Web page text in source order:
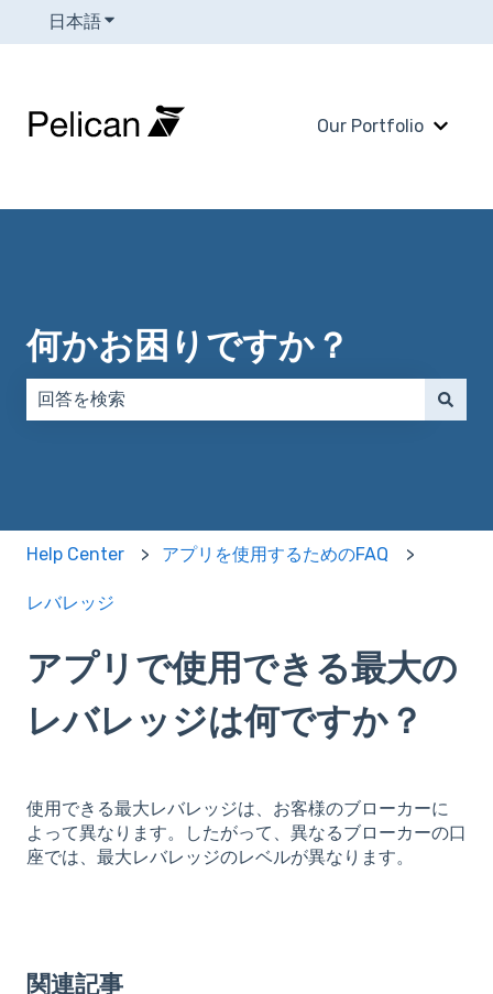
日本語翻訳のサブメニューを表示
Our Portfolio
Our
何かお困りですか？
Help Center アプリを使用するためのFAQ
レバレッジ
アプリで使用できる最大の
レバレッジは何ですか？
使用できる最大レバレッジは、お客様のブローカーに
よって異なります。したがって、異なるブローカーの口
座では、最大レバレッジのレベルが異なります。
関連記事